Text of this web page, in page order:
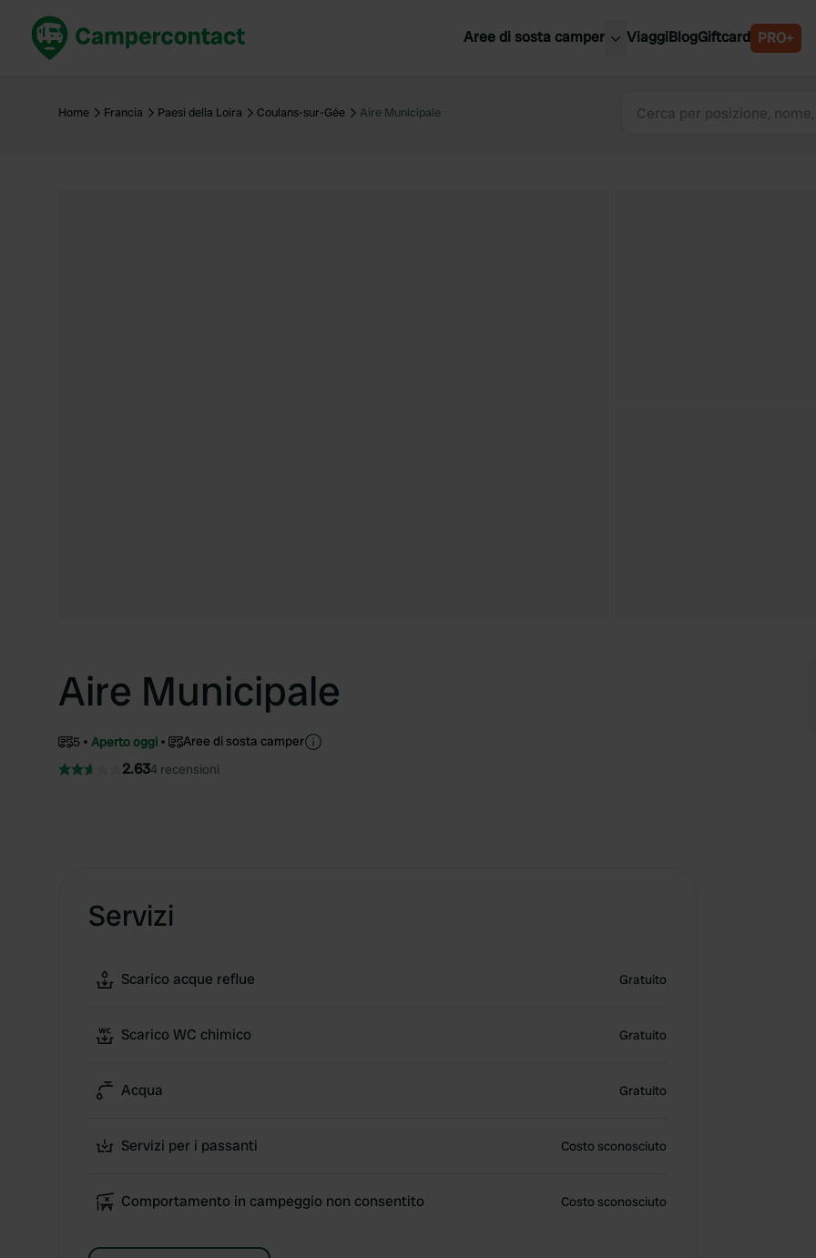
Aree di sosta camper
Italia
Italia
Slovenia
ViaggiBlogGiftcard PRO+
Home Francia Paesi della Loira Coulans-sur-Gée Aire Municipale
Aire Municipale
5 Aperto oggi Aree di sosta camper
2.634 recensioni
Servizi
Scarico acque reflue Gratuito
Scarico WC chimico Gratuito
Acqua Gratuito
Servizi per i passanti Costo sconosciuto
Comportamento in campeggio non consentito Costo sconosciuto